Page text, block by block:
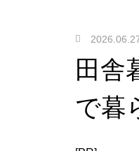
田舎
で暮